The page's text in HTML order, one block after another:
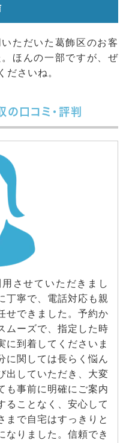
ただいた葛飾区のお客
ほんの一部ですが、ぜ
ださいね。
口コミ・評判
させていただきまし
丁寧で、電話対応も親
せできました。予約か
ムーズで、指定した時
に到着してくださいま
に関しては長らく悩ん
出していただき、大変
も事前に明確にご案内
ることなく、安心して
まで自宅はすっきりと
なりました。信頼でき